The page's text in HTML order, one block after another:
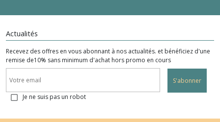
Actualités
Recevez des offres en vous abonnant à nos actualités. et bénéficiez d'une
remise de10% sans minimum d'achat hors promo en cours
S'abonner
Je ne suis pas un robot